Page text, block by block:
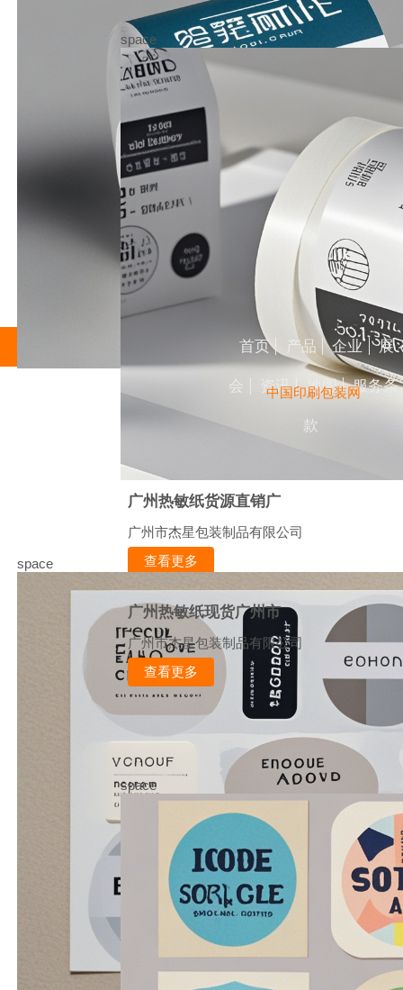
space
广州热敏纸货源直销广
广州市杰星包装制品有限公司
查看更多
space
广州热敏纸现货广州市
广州市杰星包装制品有限公司
查看更多
space
首页 产品 企业 展
会 资讯 地图 服务条
款
中国印刷包装网